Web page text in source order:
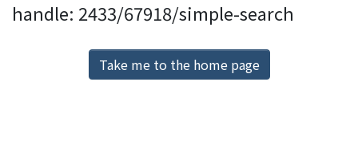
Browse
Download Ranking
handle: 2433/67918/simple-search
Take me to the home page